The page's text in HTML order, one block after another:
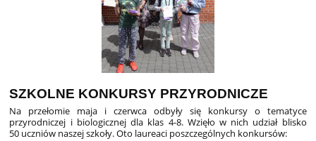
SZKOLNE KONKURSY PRZYRODNICZE
Na przełomie maja i czerwca odbyły się konkursy o tematyce
przyrodniczej i biologicznej dla klas 4-8. Wzięło w nich udział blisko
50 uczniów naszej szkoły. Oto laureaci poszczególnych konkursów: